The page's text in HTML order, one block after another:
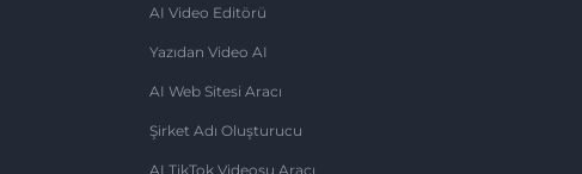
AI Video Editörü
Yazıdan Video AI
AI Web Sitesi Aracı
Şirket Adı Oluşturucu
AI TikTok Videosu Aracı